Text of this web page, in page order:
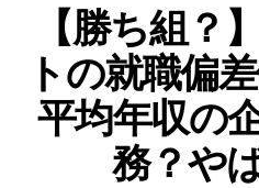
【勝ち組？
トの就職偏
平均年収の
務？や